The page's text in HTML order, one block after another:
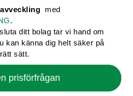
med
.
ditt bolag tar vi hand om
kan känna dig helt säker på
sätt.
prisförfrågan